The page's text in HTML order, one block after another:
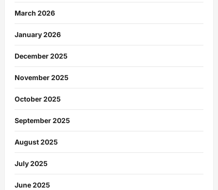
March 2026
January 2026
December 2025
November 2025
October 2025
September 2025
August 2025
July 2025
June 2025